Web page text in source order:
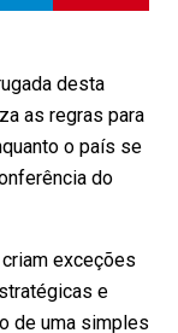
desta
as regras para
o país se
do
exceções
e
de uma simples